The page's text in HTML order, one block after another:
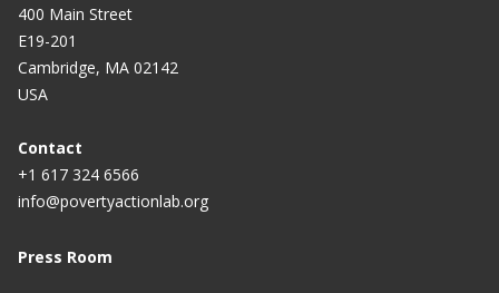
400 Main Street
E19-201
Cambridge, MA 02142
USA
Contact
+1 617 324 6566
info@povertyactionlab.org
Press Room